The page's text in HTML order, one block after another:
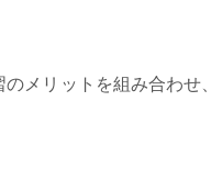
メリットを組み合わせ